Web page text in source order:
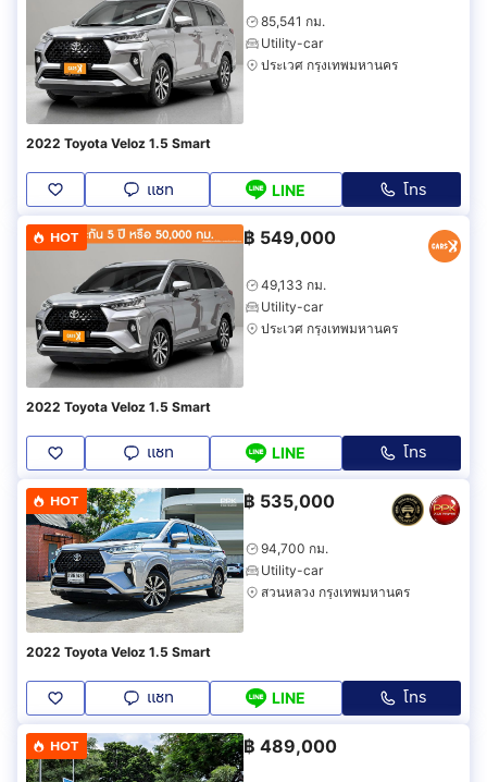
85,541 กม.
Utility-car
ประเวศ กรุงเทพมหานคร
2022 Toyota Veloz 1.5 Smart
แชท LINE โทร
HOT ฿ 549,000
49,133 กม.
Utility-car
ประเวศ กรุงเทพมหานคร
2022 Toyota Veloz 1.5 Smart
แชท LINE โทร
HOT ฿ 535,000
94,700 กม.
Utility-car
สวนหลวง กรุงเทพมหานคร
2022 Toyota Veloz 1.5 Smart
แชท LINE โทร
HOT ฿ 489,000